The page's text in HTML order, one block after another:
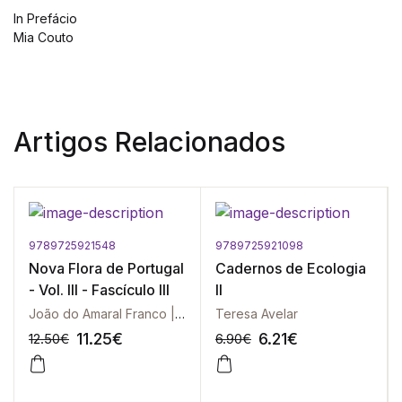
In Prefácio
Mia Couto
Artigos Relacionados
9789725921548
Nova Flora de Portugal
- Vol. III - Fascículo III
João do Amaral Franco | Maria da Luz Rocha Afonso
12.50€ 11.25€
9789725921098
Cadernos de Ecologia
II
Teresa Avelar
6.90€ 6.21€